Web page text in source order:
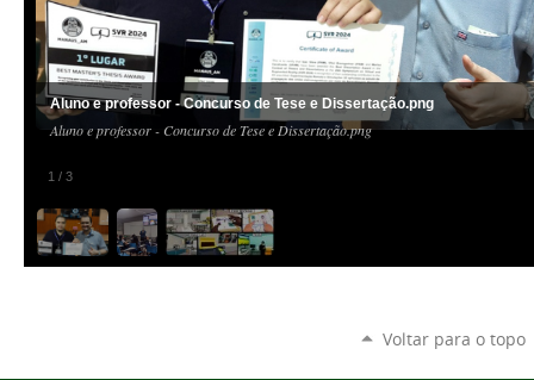
1 / 3
Aluno e professor - Concurso de Tese e Dissertação.png
Aluno e professor - Concurso de Tese e Dissertação.png
Voltar para o topo